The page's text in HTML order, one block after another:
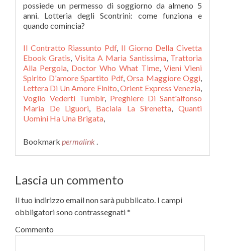
Il Contratto Riassunto Pdf, Il Giorno Della Civetta
Ebook Gratis, Visita A Maria Santissima, Trattoria
Alla Pergola, Doctor Who What Time, Vieni Vieni
Spirito D'amore Spartito Pdf, Orsa Maggiore Oggi,
Lettera Di Un Amore Finito,Orient Express Venezia,
Voglio Vederti Tumblr, Preghiere Di Sant'alfonso
Maria De Liguori, Baciala La Sirenetta,Quanti
Uomini Ha Una Brigata,
Bookmark permalink .
Lascia un commento
Il tuo indirizzo email non sarà pubblicato. I campi
obbligatori sono contrassegnati*
Commento